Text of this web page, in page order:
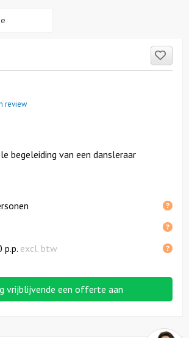
review
p.p. excl. btw
begeleiding van een dansleraar
vrijblijvende een offerte aan